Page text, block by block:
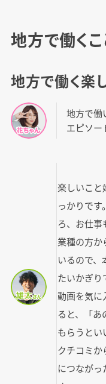
地方で働く
地方で働く楽
地方で働
エピソー
楽しいこと
っかりです
ろ、お仕事
業種の方か
いるので、
たいかぎり
動画を気に
ると、「あ
もらうとい
クチコミか
につながっ